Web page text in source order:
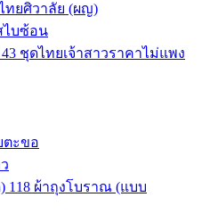
ทยศิวาลัย (ผญ)
ไบซ้อน
43 ชุดไทยเจ้าสาวราคาไม่แพง
ตะขอ
118 ผ้าถุงโบราณ (แบบ